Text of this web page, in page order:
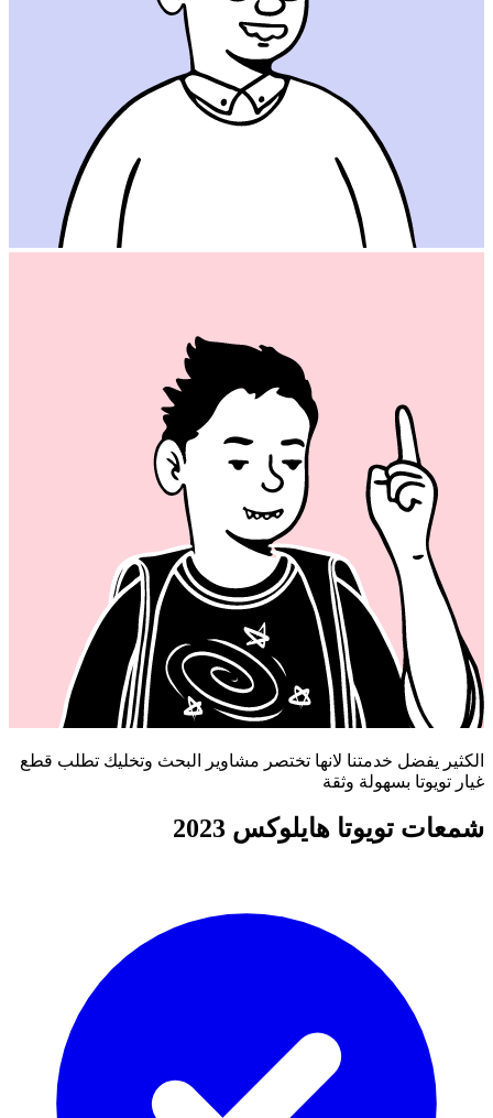
الكثير يفضل خدمتنا لانها تختصر مشاوير البحث وتخليك تطلب قطع
غيار تويوتا بسهولة وثقة
شمعات تويوتا هايلوكس 2023